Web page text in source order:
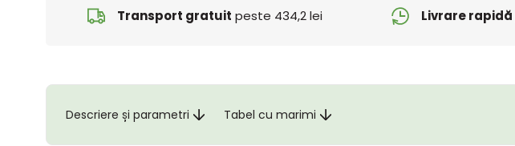
Transport gratuit peste 434,2 lei Livrare rapidă
Descriere și parametri Tabel cu marimi